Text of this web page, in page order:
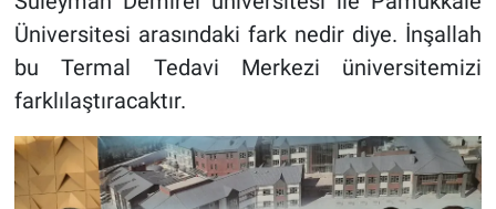
Üniversitesi arasındaki fark nedir diye. İnşallah
bu Termal Tedavi Merkezi üniversitemizi
farklılaştıracaktır.